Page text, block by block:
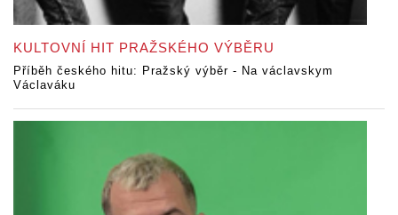
KULTOVNÍ HIT PRAŽSKÉHO VÝBĚRU
Příběh českého hitu: Pražský výběr - Na václavskym
Václaváku